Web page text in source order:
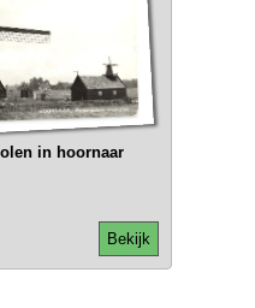
in hoornaar
Bekijk